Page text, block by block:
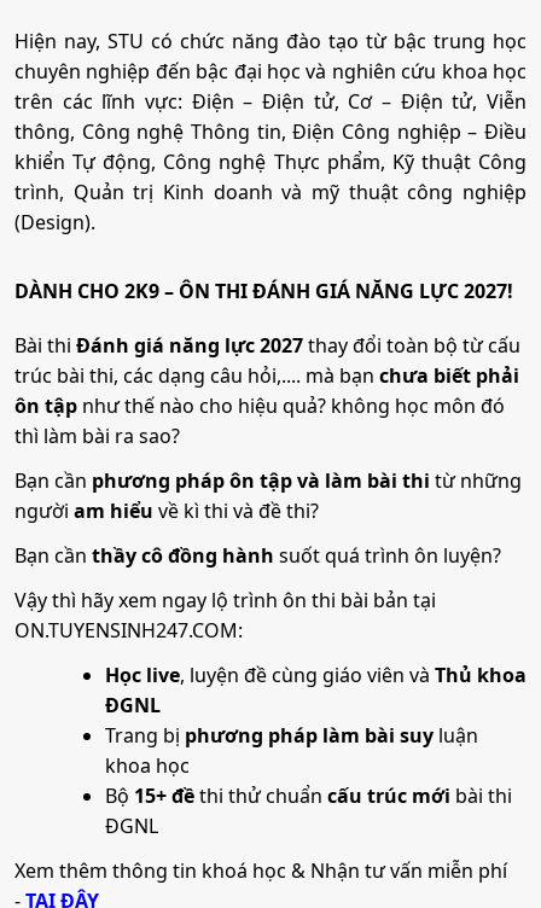
14. Công nghệ kỹ thuật Điện điện tử
•Mã ngành: 7510301
•Chỉ tiêu: 100
• Phương thức xét tuyển:
• Tổ hợp: (Toán, 2 môn bất kì)
15. Công nghệ kỹ thuật Điện tử viễn thông
•Mã ngành:7510302
•Chỉ tiêu:90
• Phương thức xét tuyển:ĐGNL HCM
• Tổ hợp:(Toán, 2 môn bất kì)
Mã ngành:7510605
Chỉ tiêu:150
• Phương thức xét tuyển: ĐGNL HCMĐT THPTHọc Bạ Kết Hợp
Trường rà soát kết quả trước khi công bố điểm chuẩn
và thông báo thí sinh trúng tuyển.
- Trước 17:00 21/08/2026
Xác nhận nhập học trực tuyến
Thí sinh xác nhận nhập học trên HTTS Bộ GDĐT theo
quy chế tuyển sinh.
- Trước 17:00 28/08/2026
Thí sinh trúng tuyển hoàn tất nhập học và đóng học phí
- Dự kiến 13/08–11/09/2026
Xét tuyển bổ sung (nếu có)
Trường thông báo và tổ chức xét tuyển các đợt bổ sung
theo kế hoạch.
- Trước 17:00 28/09/2026
Kết thúc xét tuyển bổ sung (dự kiến)
Thông báo kết quả trúng tuyển đợt bổ sung để kịp
hoàn thành thủ tục trước khai giảng.
- Chậm nhất 31/12/2026
Báo cáo kết quả tuyển sinh
Trường báo cáo kết quả tuyển sinh năm 2026 theo yêu
Hiện nay, STU có chức năng đào tạo từ bậc trung học
chuyên nghiệp đến bậc đại học và nghiên cứu khoa học
trên các lĩnh vực: Điện – Điện tử, Cơ – Điện tử, Viễn
thông, Công nghệ Thông tin, Điện Công nghiệp – Điều
khiển Tự động, Công nghệ Thực phẩm, Kỹ thuật Công
trình, Quản trị Kinh doanh và mỹ thuật công nghiệp
(Design).
DÀNH CHO 2K9 – ÔN THI ĐÁNH GIÁ NĂNG LỰC 2027!
Bài thi Đánh giá năng lực 2027thay đổi toàn bộ từ cấu
trúc bài thi, các dạng câu hỏi,.... mà bạn chưa biết phải
ôn tập như thế nào cho hiệu quả? không học môn đó
thì làm bài ra sao?
Bạn cần phương pháp ôn tập và làm bài thi từ những
người am hiểu về kì thi và đề thi?
Bạn cần thầy cô đồng hành suốt quá trình ôn luyện?
Vậy thì hãy xem ngay lộ trình ôn thi bài bản tại
ON.TUYENSINH247.COM:
Học live, luyện đề cùng giáo viên và Thủ khoa
ĐGNL
Trang bị phương pháp làm bài suy luận
khoa học
Bộ 15+ đềthi thử chuẩn cấu trúc mới bài thi
ĐGNL
Xem thêm thông tin khoá học & Nhận tư vấn miễn phí
-TẠI ĐÂY